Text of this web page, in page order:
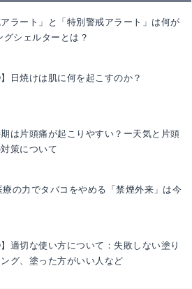
ラート」と「特別警戒アラート」は何が
シェルターとは？
日焼けは肌に何を起こすのか？
は片頭痛が起こりやすい？ー天気と片頭
策について
療の力でタバコをやめる「禁煙外来」は今
適切な使い方について：失敗しない塗り
グ、塗った方がいい人など